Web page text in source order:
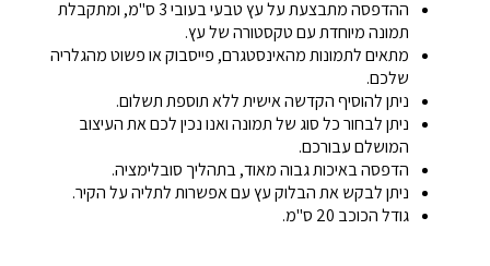
ההדפסה מתבצעת על עץ טבעי בעובי 3 ס"מ, ומתקבלת
תמונה מיוחדת עם טקסטורה של עץ.
מתאים לתמונות מהאינסטגרם, פייסבוק או פשוט מהגלריה
שלכם.
ניתן להוסיף הקדשה אישית ללא תוספת תשלום.
ניתן לבחור כל סוג של תמונה ואנו נכין לכם את העיצוב
המושלם עבורכם.
הדפסה באיכות גבוה מאוד, בתהליך סובלימציה.
ניתן לבקש את הבלוק עץ עם אפשרות לתליה על הקיר.
גודל הכוכב 20 ס"מ.